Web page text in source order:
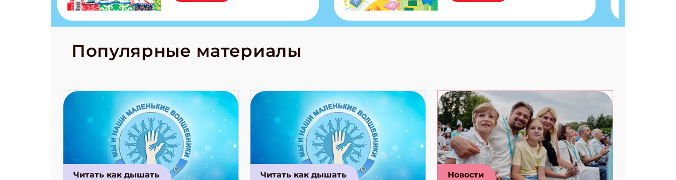
бурятов Настольная игра
странные слова Традиционные
космические приключения!
запутанные поделки
Ищем коды 3 комикса
Популярные материалы
Читать как дышать Читать как дышать Новости